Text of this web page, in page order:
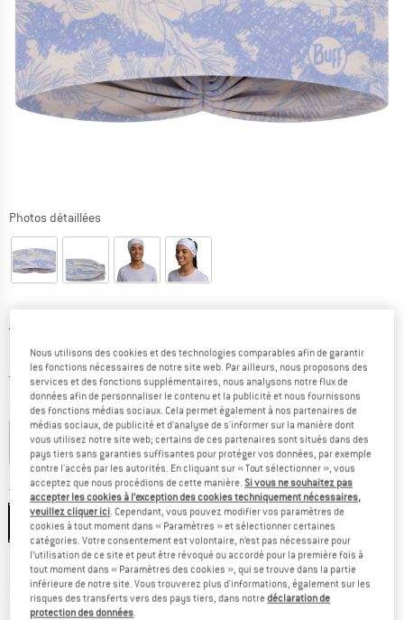
Photos détaillées
Prix initial :
19,95
Prix:
13,97€ TVA incl.
hors Frais de livraisonInformations sur les frais de livraison. Ouvre une
Couleur:Loer Glory Blue
-30 % -30 %
Taille:One Size
One Size
Guide des tailles
Délai de livraison: 3-5 jours ouvrablesLe lien s'ouvre dans une boîte
Quantité:
Nous utilisons des cookies et des technologies comparables afin de garantir
les fonctions nécessaires de notre site web. Par ailleurs, nous proposons des
services et des fonctions supplémentaires, nous analysons notre flux de
données afin de personnaliser le contenu et la publicité et nous fournissons
des fonctions médias sociaux. Cela permet également à nos partenaires de
médias sociaux, de publicité et d'analyse de s'informer sur la manière dont
vous utilisez notre site web; certains de ces partenaires sont situés dans des
pays tiers sans garanties suffisantes pour protéger vos données, par exemple
contre l'accès par les autorités. En cliquant sur « Tout sélectionner », vous
acceptez que nous procédions de cette manière.Si vous ne souhaitez pas
accepter les cookies à l’exception des cookies techniquement nécessaires,
veuillez cliquer ici. Cependant, vous pouvez modifier vos paramètres de
cookies à tout moment dans « Paramètres » et sélectionner certaines
catégories. Votre consentement est volontaire, n’est pas nécessaire pour
l’utilisation de ce site et peut être révoqué ou accordé pour la première fois à
tout moment dans « Paramètres des cookies », qui se trouve dans la partie
inférieure de notre site. Vous trouverez plus d'informations, également sur les
risques des transferts vers des pays tiers, dans notredéclaration de
protection des données.